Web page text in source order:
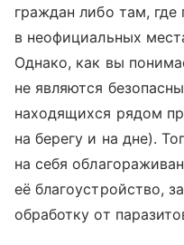
граждан либо там,
в неофициальных
Однако, как вы
не являются
находящихся рядом
на берегу и на дне).
на себя
её благоустройство,
обработку от